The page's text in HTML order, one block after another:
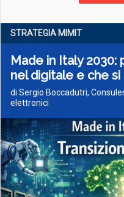
STRATEGIA MIMIT
Made in Italy 2030:
nel digitale e che
di Sergio Boccadutri,
elettronici